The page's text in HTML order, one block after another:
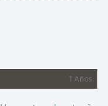
↑ Años